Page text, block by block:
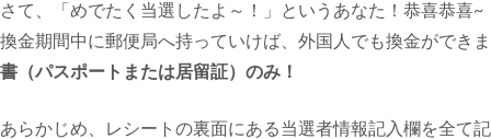
さて、「めでたく当選したよ～！」というあなた！恭喜恭喜~
換金期間中に郵便局へ持っていけば、外国人でも換金ができ
書（パスポートまたは居留証）のみ！
あらかじめ、レシートの裏面にある当選者情報記入欄を全て